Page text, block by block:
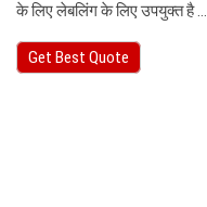
के लिए लेबलिंग के लिए उपयुक्त है ...
Get Best Quote